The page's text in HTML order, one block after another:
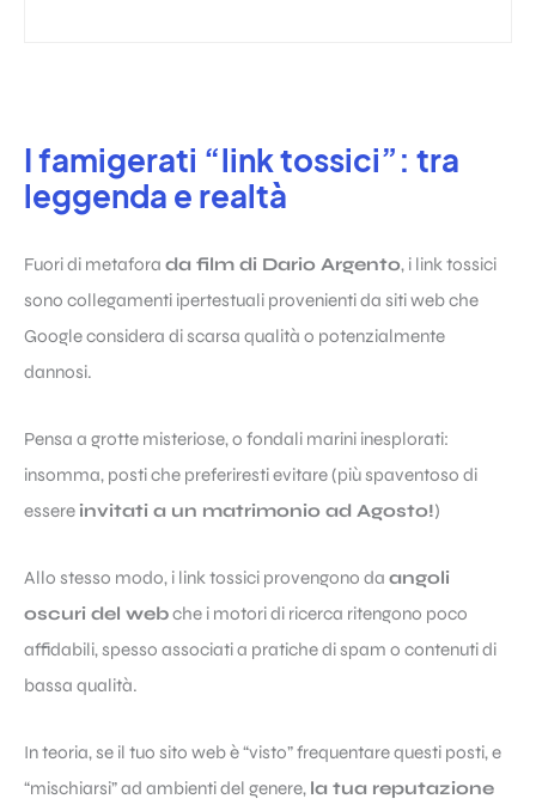
I famigerati “link tossici”: tra
leggenda e realtà
Fuori di metafora da film di Dario Argento, i link tossici
sono collegamenti ipertestuali provenienti da siti web che
Google considera di scarsa qualità o potenzialmente
dannosi.
Pensa a grotte misteriose, o fondali marini inesplorati:
insomma, posti che preferiresti evitare (più spaventoso di
essere invitati a un matrimonio ad Agosto!)
Allo stesso modo, i link tossici provengono da angoli
oscuri del webche i motori di ricerca ritengono poco
affidabili, spesso associati a pratiche di spam o contenuti di
bassa qualità.
In teoria, se il tuo sito web è “visto” frequentare questi posti, e
“mischiarsi” ad ambienti del genere, la tua reputazione